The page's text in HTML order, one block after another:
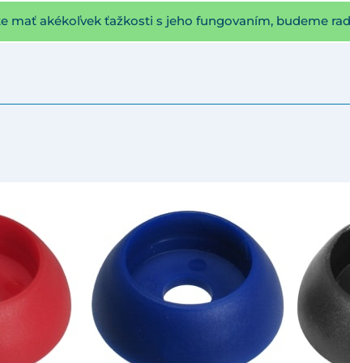
mať akékoľvek ťažkosti s jeho fungovaním, budeme